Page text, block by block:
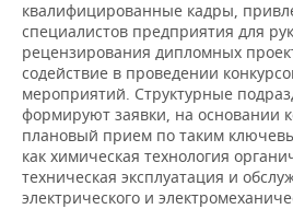
квалифицированные кадры,
специалистов предприятия для
рецензирования дипломных
содействие в проведении
мероприятий. Структурные
формируют заявки, на основании
плановый прием по таким
как химическая технология
техническая эксплуатация и
электрического и